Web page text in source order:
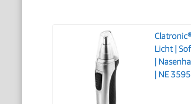
Licht |
|
| NE 3595